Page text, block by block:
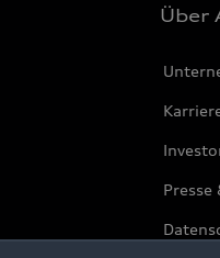
Über
Presse